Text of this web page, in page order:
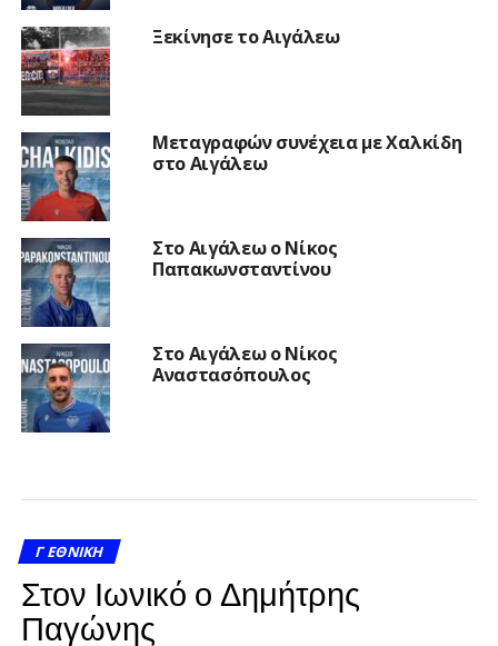
Ξεκίνησε το Αιγάλεω
Μεταγραφών συνέχεια με Χαλκίδη
στο Αιγάλεω
Στο Αιγάλεω ο Νίκος
Παπακωνσταντίνου
Στο Αιγάλεω ο Νίκος
Αναστασόπουλος
Γ ΕΘΝΙΚΉ
Στον Ιωνικό ο Δημήτρης
Παγώνης